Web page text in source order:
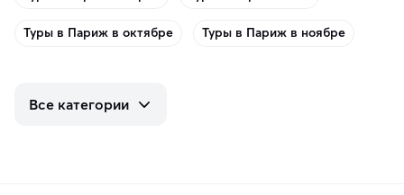
Туры в Париж в октябре Туры в Париж в ноябре
Все категории